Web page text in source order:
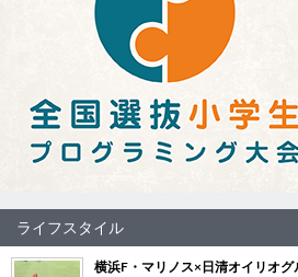
ライフスタイル
横浜F・マリノス×日清オイリオ